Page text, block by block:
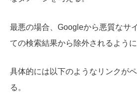
最悪の場合、Googleから悪質なサ
ての検索結果から除外されるように
具体的には以下のようなリンクが
る。